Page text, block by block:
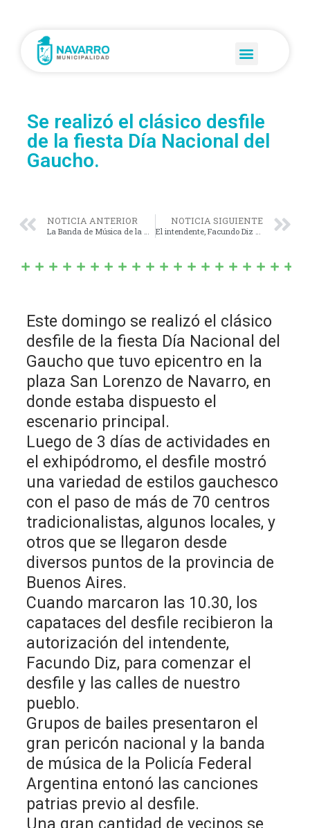
Se realizó el clásico desfile
de la fiesta Día Nacional del
Gaucho.
NOTICIA ANTERIOR
La Banda de Música de la Municipalidad de Navarro y el Coro Municipal nos entregaron una noche de gala.
NOTICIA SIGUIENTE
El intendente, Facundo Diz participó de la Asamblea General Ordinaria de la Federación Bonaerense de Asociaciones de Bomberos Voluntarios de la provincia de Buenos Aires.
Este domingo se realizó el clásico
desfile de la fiesta Día Nacional del
Gaucho que tuvo epicentro en la
plaza San Lorenzo de Navarro, en
donde estaba dispuesto el
escenario principal.
Luego de 3 días de actividades en
el exhipódromo, el desfile mostró
una variedad de estilos gauchesco
con el paso de más de 70 centros
tradicionalistas, algunos locales, y
otros que se llegaron desde
diversos puntos de la provincia de
Buenos Aires.
Cuando marcaron las 10.30, los
capataces del desfile recibieron la
autorización del intendente,
Facundo Diz, para comenzar el
desfile y las calles de nuestro
pueblo.
Grupos de bailes presentaron el
gran pericón nacional y la banda
de música de la Policía Federal
Argentina entonó las canciones
patrias previo al desfile.
Una gran cantidad de vecinos se